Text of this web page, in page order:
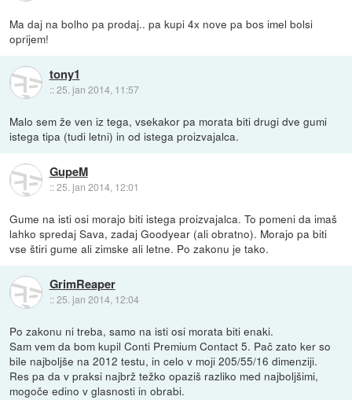
Ma daj na bolho pa prodaj.. pa kupi 4x nove pa bos imel bolsi
oprijem!
tony1
::25. jan 2014, 11:57
Malo sem že ven iz tega, vsekakor pa morata biti drugi dve gumi
istega tipa (tudi letni) in od istega proizvajalca.
GupeM
::25. jan 2014, 12:01
Gume na isti osi morajo biti istega proizvajalca. To pomeni da imaš
lahko spredaj Sava, zadaj Goodyear (ali obratno). Morajo pa biti
vse štiri gume ali zimske ali letne. Po zakonu je tako.
GrimReaper
::25. jan 2014, 12:04
Po zakonu ni treba, samo na isti osi morata biti enaki.
Sam vem da bom kupil Conti Premium Contact 5. Pač zato ker so
bile najboljše na 2012 testu, in celo v moji 205/55/16 dimenziji.
Res pa da v praksi najbrž težko opaziš razliko med najboljšimi,
mogoče edino v glasnosti in obrabi.